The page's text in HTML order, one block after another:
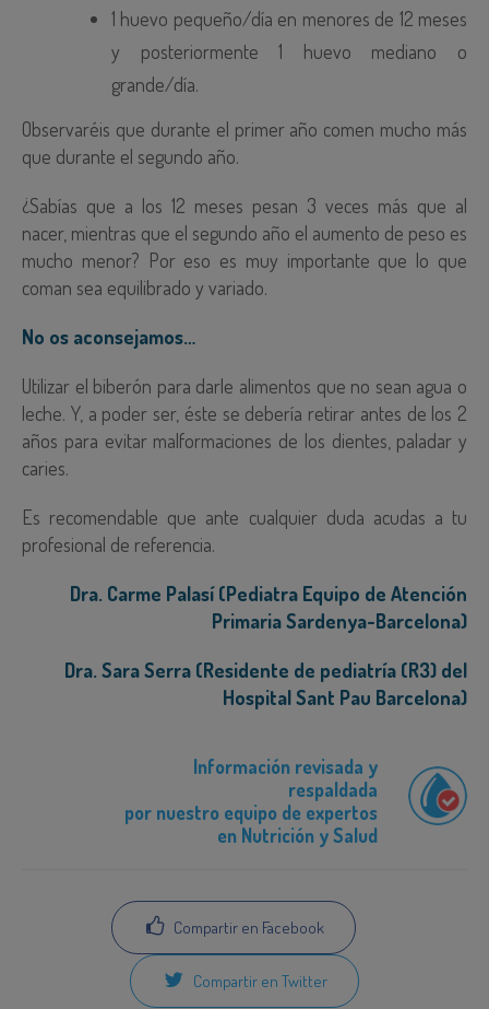
1 huevo pequeño/día en menores de 12 meses
y posteriormente 1 huevo mediano o
grande/día.
Observaréis que durante el primer año comen mucho más
que durante el segundo año.
¿Sabías que a los 12 meses pesan 3 veces más que al
nacer, mientras que el segundo año el aumento de peso es
mucho menor? Por eso es muy importante que lo que
coman sea equilibrado y variado.
No os aconsejamos…
Utilizar el biberón para darle alimentos que no sean agua o
leche. Y, a poder ser, éste se debería retirar antes de los 2
años para evitar malformaciones de los dientes, paladar y
caries.
Es recomendable que ante cualquier duda acudas a tu
profesional de referencia.
Dra. Carme Palasí (Pediatra Equipo de Atención
Primaria Sardenya-Barcelona)
Dra. Sara Serra (Residente de pediatría (R3) del
Hospital Sant Pau Barcelona)
Información revisada y
respaldada
por nuestro equipo de expertos
en Nutrición y Salud
Compartir en Facebook
Compartir en Twitter